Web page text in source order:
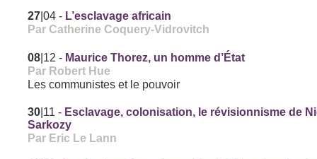
27 |04 - L’esclavage africain
Par Catherine Coquery-Vidrovitch
08 |12 - Maurice Thorez, un homme d’État
Par Robert Hue
Les communistes et le pouvoir
30 |11 - Esclavage, colonisation, le révisionnisme de
Sarkozy
Par Eric Le Lann